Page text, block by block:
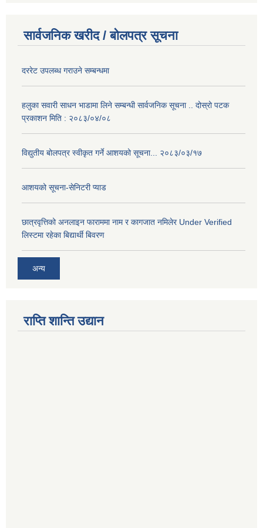
सार्वजनिक खरीद / बोलपत्र सूचना
दररेट उपलब्ध गराउने सम्बन्धमा
हलुका सवारी साधन भाडामा लिने सम्बन्धी सार्वजनिक सूचना .. दोस्रो पटक
प्रकाशन मिति : २०८३/०४/०८
विद्युतीय बोलपत्र स्वीकृत गर्ने आशयको सूचना... २०८३/०३/१७
आशयको सूचना-सेनिटरी प्याड
छात्रवृत्तिको अनलाइन फाराममा नाम र कागजात नमिलेर Under Verified
लिस्टमा रहेका बिद्यार्थी बिवरण
अन्य
राप्ति शान्ति उद्यान